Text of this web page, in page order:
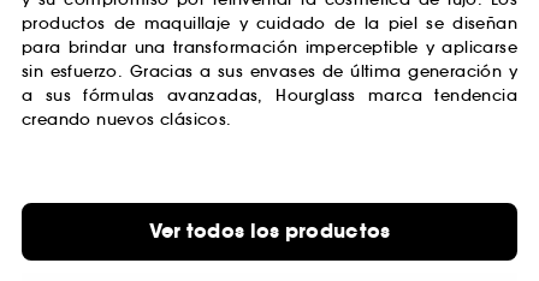
productos de maquillaje y cuidado de la piel se diseñan
para brindar una transformación imperceptible y aplicarse
sin esfuerzo. Gracias a sus envases de última generación y
a sus fórmulas avanzadas, Hourglass marca tendencia
creando nuevos clásicos.
Ver todos los productos